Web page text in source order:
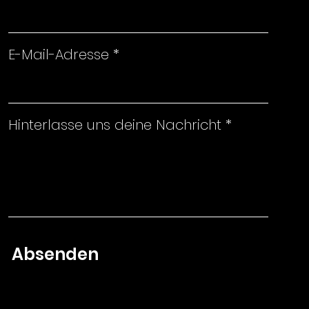
E-Mail-Adresse
Hinterlasse uns deine Nachricht
Absenden